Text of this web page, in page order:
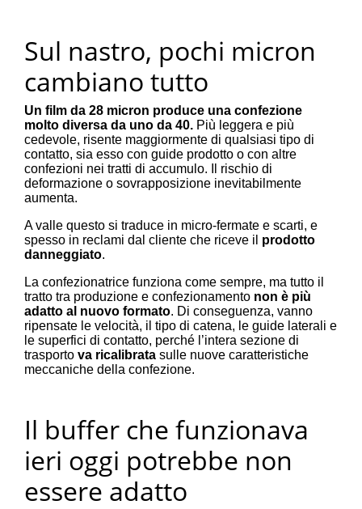
Sul nastro, pochi micron
cambiano tutto
Un film da 28 micron produce una confezione
molto diversa da uno da 40. Più leggera e più
cedevole, risente maggiormente di qualsiasi tipo di
contatto, sia esso con guide prodotto o con altre
confezioni nei tratti di accumulo. Il rischio di
deformazione o sovrapposizione inevitabilmente
aumenta.
A valle questo si traduce in micro-fermate e scarti, e
spesso in reclami dal cliente che riceve il prodotto
danneggiato.
La confezionatrice funziona come sempre, ma tutto il
tratto tra produzione e confezionamento non è più
adatto al nuovo formato. Di conseguenza, vanno
ripensate le velocità, il tipo di catena, le guide laterali e
le superfici di contatto, perché l’intera sezione di
trasporto va ricalibrata sulle nuove caratteristiche
meccaniche della confezione.
Il buffer che funzionava
ieri oggi potrebbe non
essere adatto